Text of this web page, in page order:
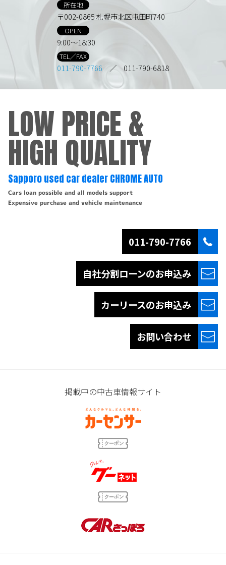
所在地
〒002-0865 札幌市北区屯田町740
OPEN
9:00～18:30
TEL／FAX
011-790-7766 ／ 011-790-6818
LOW PRICE &
HIGH QUALITY
Sapporo used car dealer CHROME AUTO
Cars loan possible and all models support
Expensive purchase and vehicle maintenance
011-790-7766
自社分割ローンのお申込み
カーリースのお申込み
お問い合わせ
掲載中の中古車情報サイト